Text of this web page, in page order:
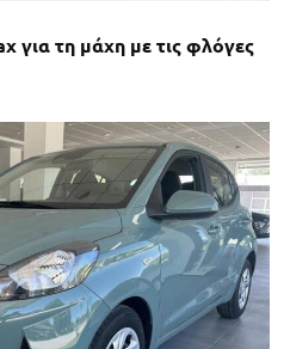
για τη μάχη με τις φλόγες